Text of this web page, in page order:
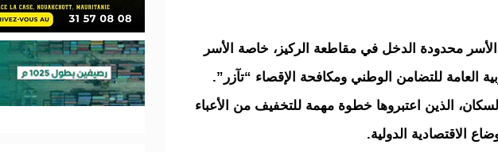
محدودة الدخل في مقاطعة الركيز، خاصة الأسر
العامة للتضامن الوطني ومكافحة الإقصاء “تآزر”.
الذين اعتبروها خطوة مهمة للتخفيف من الأعباء
الاقتصادية الدولية.